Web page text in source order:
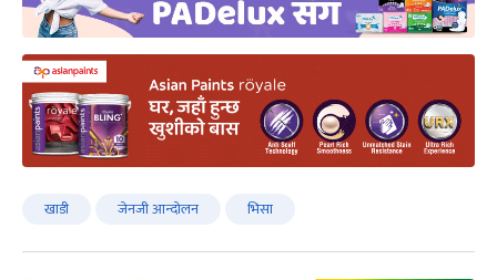
खाडी जेनजी आन्दोलन भिसा